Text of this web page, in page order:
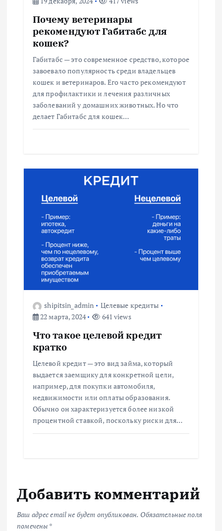
Почему ветеринары
рекомендуют Габитабс для
кошек?
Габитабс — это современное средство, которое
завоевало популярность среди владельцев
кошек и ветеринаров. Его часто рекомендуют
для профилактики и лечения различных
заболеваний у домашних животных. Но что
делает Габитабс для кошек…
shipitsin_admin
Целевые кредиты
22 марта, 2024
641 views
Что такое целевой кредит
кратко
Целевой кредит — это вид займа, который
выдается заемщику для конкретной цели,
например, для покупки автомобиля,
недвижимости или оплаты образования.
Обычно он характеризуется более низкой
процентной ставкой, поскольку риски для…
Добавить комментарий
Ваш адрес email не будет опубликован. Обязательные поля
помечены *